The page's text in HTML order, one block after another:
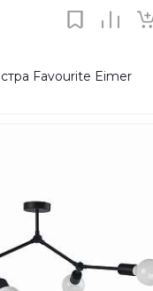
Favourite Eimer